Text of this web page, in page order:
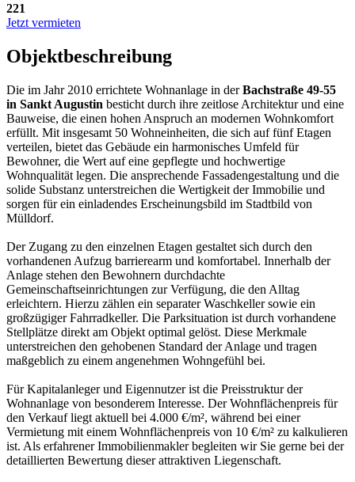
221
Jetzt vermieten
Objektbeschreibung
Die im Jahr 2010 errichtete Wohnanlage in derBachstraße 49-55
in Sankt Augustin besticht durch ihre zeitlose Architektur und eine
Bauweise, die einen hohen Anspruch an modernen Wohnkomfort
erfüllt. Mit insgesamt 50 Wohneinheiten, die sich auf fünf Etagen
verteilen, bietet das Gebäude ein harmonisches Umfeld für
Bewohner, die Wert auf eine gepflegte und hochwertige
Wohnqualität legen. Die ansprechende Fassadengestaltung und die
solide Substanz unterstreichen die Wertigkeit der Immobilie und
sorgen für ein einladendes Erscheinungsbild im Stadtbild von
Mülldorf.
Der Zugang zu den einzelnen Etagen gestaltet sich durch den
vorhandenen Aufzug barrierearm und komfortabel. Innerhalb der
Anlage stehen den Bewohnern durchdachte
Gemeinschaftseinrichtungen zur Verfügung, die den Alltag
erleichtern. Hierzu zählen ein separater Waschkeller sowie ein
großzügiger Fahrradkeller. Die Parksituation ist durch vorhandene
Stellplätze direkt am Objekt optimal gelöst. Diese Merkmale
unterstreichen den gehobenen Standard der Anlage und tragen
maßgeblich zu einem angenehmen Wohngefühl bei.
Für Kapitalanleger und Eigennutzer ist die Preisstruktur der
Wohnanlage von besonderem Interesse. Der Wohnflächenpreis für
den Verkauf liegt aktuell bei 4.000 €/m², während bei einer
Vermietung mit einem Wohnflächenpreis von 10 €/m² zu kalkulieren
ist. Als erfahrener Immobilienmakler begleiten wir Sie gerne bei der
detaillierten Bewertung dieser attraktiven Liegenschaft.